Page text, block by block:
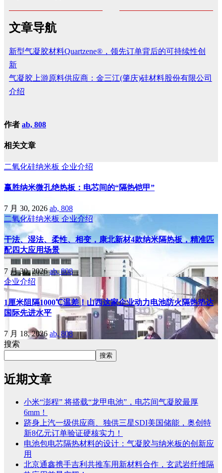
文章导航
新型气凝胶材料Quartzene®，领先订单背后的可持续性创
新
气凝胶上游原料供应商：金三江(肇庆)硅材料股份有限公司
介绍
作者 ab, 808
相关文章
二氧化硅纳米板 企业介绍
赢胜纳米微孔绝热板：电芯间的“隔热铠甲”
7 月 30, 2026 ab, 808
二氧化硅纳米板 企业介绍
干法、湿法、柔性、相变，康北新材4款纳米隔热板，精准匹
配四大应用场景
7 月 30, 2026ab, 808
企业介绍
1厘米阻隔1000℃温差！山西这家企业动力电池防火隔热垫达
国际先进水平
7 月 18, 2026 ab, 808
搜索
搜索
近期文章
小米“澎程” 将搭载“龙甲电池”，电芯间气凝胶最厚
6mm！
跻身上汽一级供应商、独供三星SDI美国储能，奥创特
新8亿元订单验证硬核实力！
电池包电芯隔热材料的设计：气凝胶与纳米板的创新应
用
北京通鑫携手吉利共推车用新材料合作，玄武岩纤维隔